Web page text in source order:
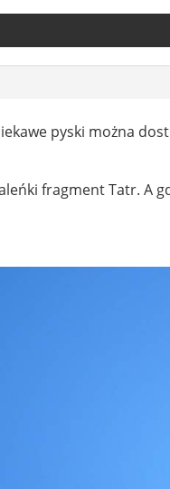
pyski można
fragment Tatr. A